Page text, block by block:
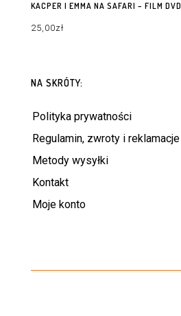
KACPER I EMMA NA SAFARI – FILM DVD
25,00zł
NA SKRÓTY:
Polityka prywatności
Regulamin, zwroty i reklamacje
Metody wysyłki
Kontakt
Moje konto